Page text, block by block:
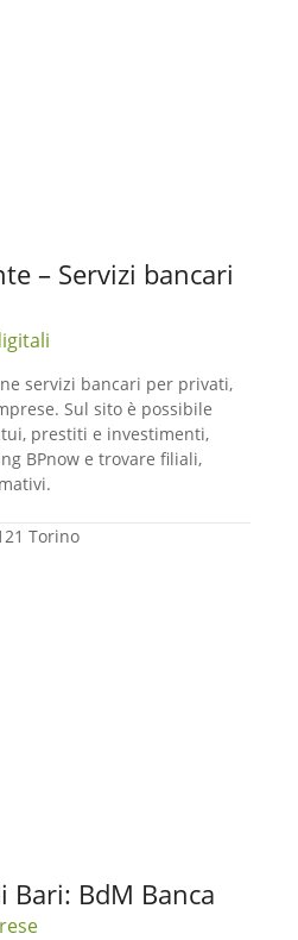
– Servizi bancari
servizi bancari per privati,
Sul sito è possibile
prestiti e investimenti,
BPnow e trovare filiali,
Torino
Bari: BdM Banca